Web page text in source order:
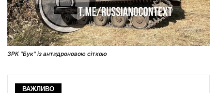
ЗРК "Бук" із антидроновою сіткою
ВАЖЛИВО